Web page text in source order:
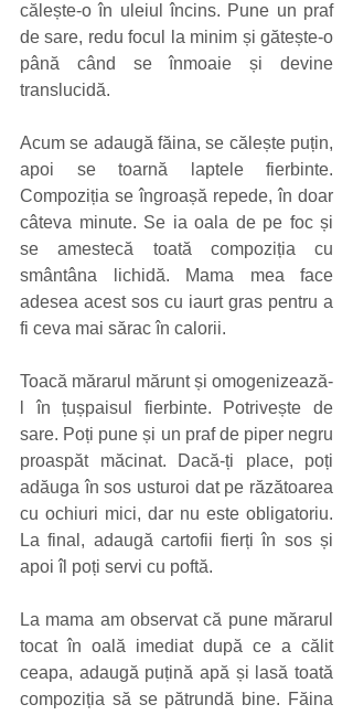
călește-o în uleiul încins. Pune un praf
de sare, redu focul la minim și gătește-o
până când se înmoaie și devine
translucidă.
Acum se adaugă făina, se călește puțin,
apoi se toarnă laptele fierbinte.
Compoziția se îngroașă repede, în doar
câteva minute. Se ia oala de pe foc și
se amestecă toată compoziția cu
smântâna lichidă. Mama mea face
adesea acest sos cu iaurt gras pentru a
fi ceva mai sărac în calorii.
Toacă mărarul mărunt și omogenizează-
l în țușpaisul fierbinte. Potrivește de
sare. Poți pune și un praf de piper negru
proaspăt măcinat. Dacă-ți place, poți
adăuga în sos usturoi dat pe răzătoarea
cu ochiuri mici, dar nu este obligatoriu.
La final, adaugă cartofii fierți în sos și
apoi îl poți servi cu poftă.
La mama am observat că pune mărarul
tocat în oală imediat după ce a călit
ceapa, adaugă puțină apă și lasă toată
compoziția să se pătrundă bine. Făina